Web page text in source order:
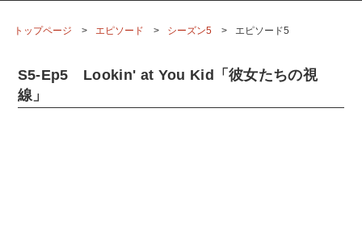
トップページ エピソード シーズン5 エピソード5
S5-Ep5 Lookin' at You Kid「彼女たちの視
線」